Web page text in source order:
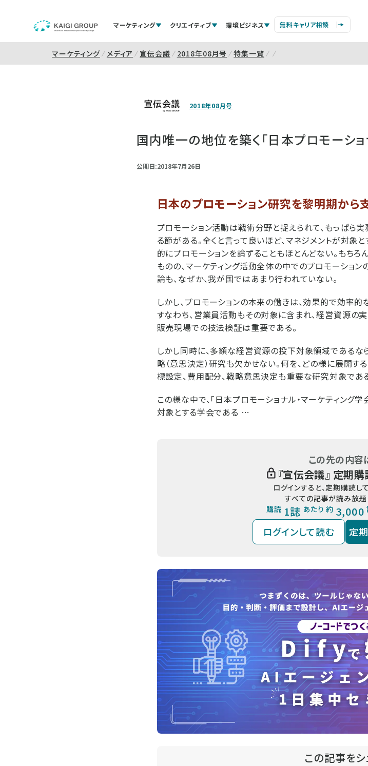
マーケティング クリエイティブ 環境ビジネス 無料キャリア相談
マーケティング メディア 宣伝会議 2018年08月号 特集一覧
2018年08月号
国内唯一の地位を築く「日本プロモーショ
公開日:2018年7月26日
日本のプロモーション研究を黎明期から
プロモーション活動は戦術分野と捉えられて、もっぱら
る節がある。全くと言って良いほど、マネジメントが対象
的にプロモーションを論ずることもほとんどない。もち
ものの、マーケティング活動全体の中でのプロモーション
論も、なぜか、我が国ではあまり行われていない。
しかし、プロモーションの本来の働きは、効果的で効率的
すなわち、営業員活動もその対象に含まれ、経営資源の
販売現場での技法検証は重要である。
しかし同時に、多額な経営資源の投下対象領域であるな
略（意思決定）研究も欠かせない。何を、どの様に展開
標設定、費用配分、戦略意思決定も重要な研究対象であ
この様な中で、「日本プロモーショナル・マーケティング
対象とする学会である …
この先の内容
『宣伝会議』 定期
ログインすると、定期購読し
すべての記事が読み放題
購読 1誌 あたり 約 3,000
ログインして読む 定
この記事をシ